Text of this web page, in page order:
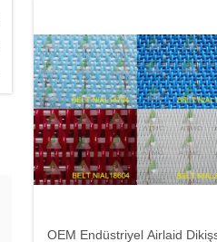
OEM Endüstriyel Airlaid